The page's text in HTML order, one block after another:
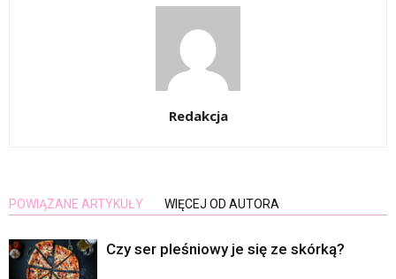
Redakcja
POWIĄZANE ARTYKUŁY WIĘCEJ OD AUTORA
Czy ser pleśniowy je się ze skórką?